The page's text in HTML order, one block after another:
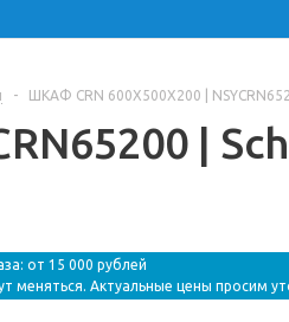
- ШКАФ CRN 600Х500Х200 |
|
от 15 000 рублей
меняться. Актуальные цены просим